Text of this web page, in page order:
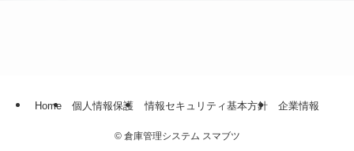
Home 個人情報保護 情報セキュリティ基本方針 企業情報
©倉庫管理システム スマブツ